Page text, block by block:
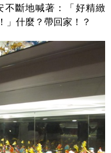
不斷地喊著：「好精緻
」什麼？帶回家！？